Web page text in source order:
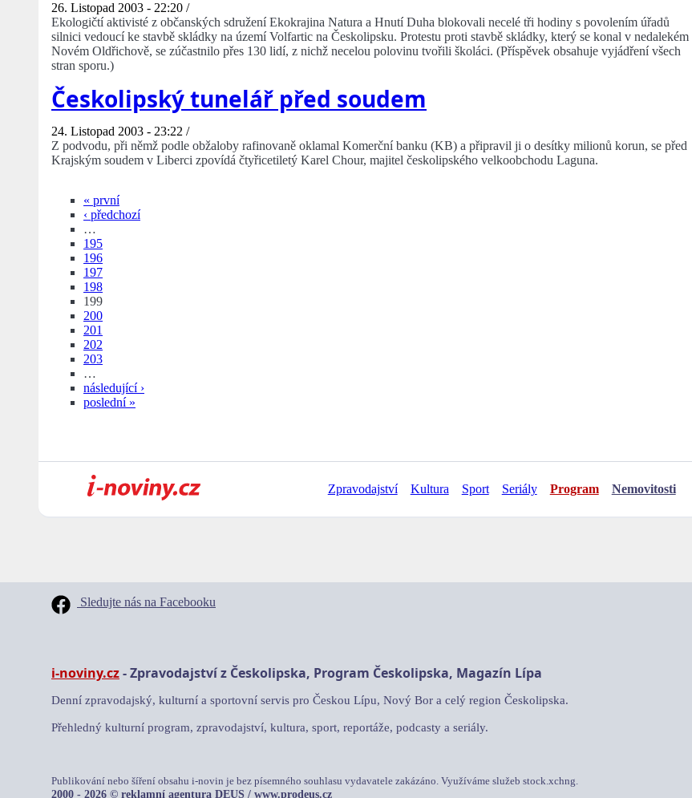
26. Listopad 2003 - 22:20 /
Ekologičtí aktivisté z občanských sdružení Ekokrajina Natura a Hnutí Duha blokovali necelé tři hodiny s povolením úřadů
silnici vedoucí ke stavbě skládky na území Volfartic na Českolipsku. Protestu proti stavbě skládky, který se konal v nedalekém
Novém Oldřichově, se zúčastnilo přes 130 lidí, z nichž necelou polovinu tvořili školáci. (Příspěvek obsahuje vyjádření všech
stran sporu.)
Českolipský tunelář před soudem
24. Listopad 2003 - 23:22 /
Z podvodu, při němž podle obžaloby rafinovaně oklamal Komerční banku (KB) a připravil ji o desítky milionů korun, se před
Krajským soudem v Liberci zpovídá čtyřicetiletý Karel Chour, majitel českolipského velkoobchodu Laguna.
« první
‹ předchozí
…
195
196
197
198
199
200
201
202
203
…
následující ›
poslední »
Zpravodajství Kultura Sport Seriály Program Nemovitosti
Sledujte nás na Facebooku
i-noviny.cz- Zpravodajství z Českolipska, Program Českolipska, Magazín Lípa
Denní zpravodajský, kulturní a sportovní servis pro Českou Lípu, Nový Bor a celý region Českolipska.
Přehledný kulturní program, zpravodajství, kultura, sport, reportáže, podcasty a seriály.
Publikování nebo šíření obsahu i-novin je bez písemného souhlasu vydavatele zakázáno. Využíváme služeb stock.xchng.
2000 - 2026 © reklamní agentura DEUS / www.prodeus.cz